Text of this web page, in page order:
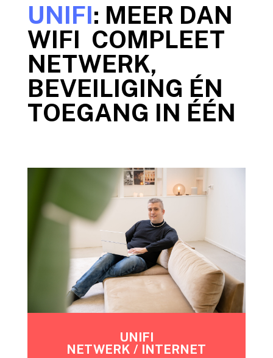
UNIFI: MEER DAN
WIFI COMPLEET
NETWERK,
BEVEILIGING ÉN
TOEGANG IN ÉÉN
UNIFI
NETWERK / INTERNET